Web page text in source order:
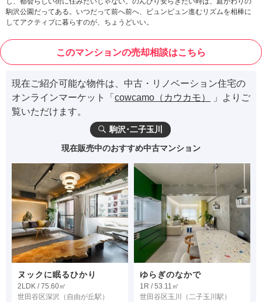
駒沢公園だってある。いつだって前へ前へ、ビュンビュン進むリズムを相棒に
してアクティブに暮らすのが、ちょうどいい。
このマンションの売却相談はこちら
現在ご紹介可能な物件は、中古・リノベーション住宅の
オンラインマーケット「 cowcamo（カウカモ）
」よりご
覧いただけます。
駒沢･二子玉川
現在販売中のおすすめ中古マンション
ヌックに眠るひかり
2LDK / 75.60㎡
世田谷区深沢 （自由が丘駅）
ゆらぎのなかで
1R / 53.11㎡
世田谷区玉川
（二子玉川駅）